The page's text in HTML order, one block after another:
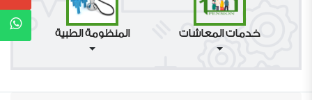
خدمات المعاشات المنظومة الطبية